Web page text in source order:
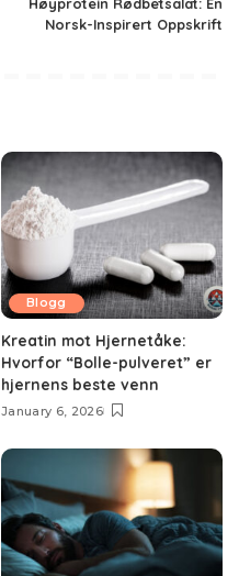
Høyprotein Rødbetsalat: En
Norsk-Inspirert Oppskrift
Blogg
Kreatin mot Hjernetåke:
Hvorfor “Bolle-pulveret” er
hjernens beste venn
January 6, 2026